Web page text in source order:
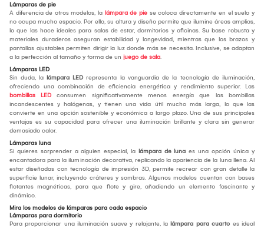
Lámparas de pie
A diferencia de otros modelos, la lámpara de pie se coloca directamente en el suelo y
no ocupa mucho espacio. Por ello, su altura y diseño permite que ilumine áreas amplias,
lo que las hace ideales para salas de estar, dormitorios y oficinas. Su base robusta y
materiales duraderos aseguran estabilidad y longevidad, mientras que los brazos y
pantallas ajustables permiten dirigir la luz donde más se necesita. Inclusive, se adaptan
a la perfección al tamaño y forma de un juego de sala.
Lámparas LED
Sin duda, la lámpara LED representa la vanguardia de la tecnología de iluminación,
ofreciendo una combinación de eficiencia energética y rendimiento superior. Las
bombillas LEDconsumen significativamente menos energía que las bombillas
incandescentes y halógenas, y tienen una vida útil mucho más larga, lo que las
convierte en una opción sostenible y económica a largo plazo. Una de sus principales
ventajas es su capacidad para ofrecer una iluminación brillante y clara sin generar
demasiado calor.
Lámparas luna
Si quieres sorprender a alguien especial, la lámpara de luna es una opción única y
encantadora para la iluminación decorativa, replicando la apariencia de la luna llena. Al
estar diseñadas con tecnología de impresión 3D, permite recrear con gran detalle la
superficie lunar, incluyendo cráteres y sombras. Algunos modelos cuentan con bases
flotantes magnéticas, para que flote y gire, añadiendo un elemento fascinante y
dinámico.
Mira los modelos de lámparas para cada espacio
Lámparas para dormitorio
Para proporcionar una iluminación suave y relajante, la lámpara para cuarto es ideal